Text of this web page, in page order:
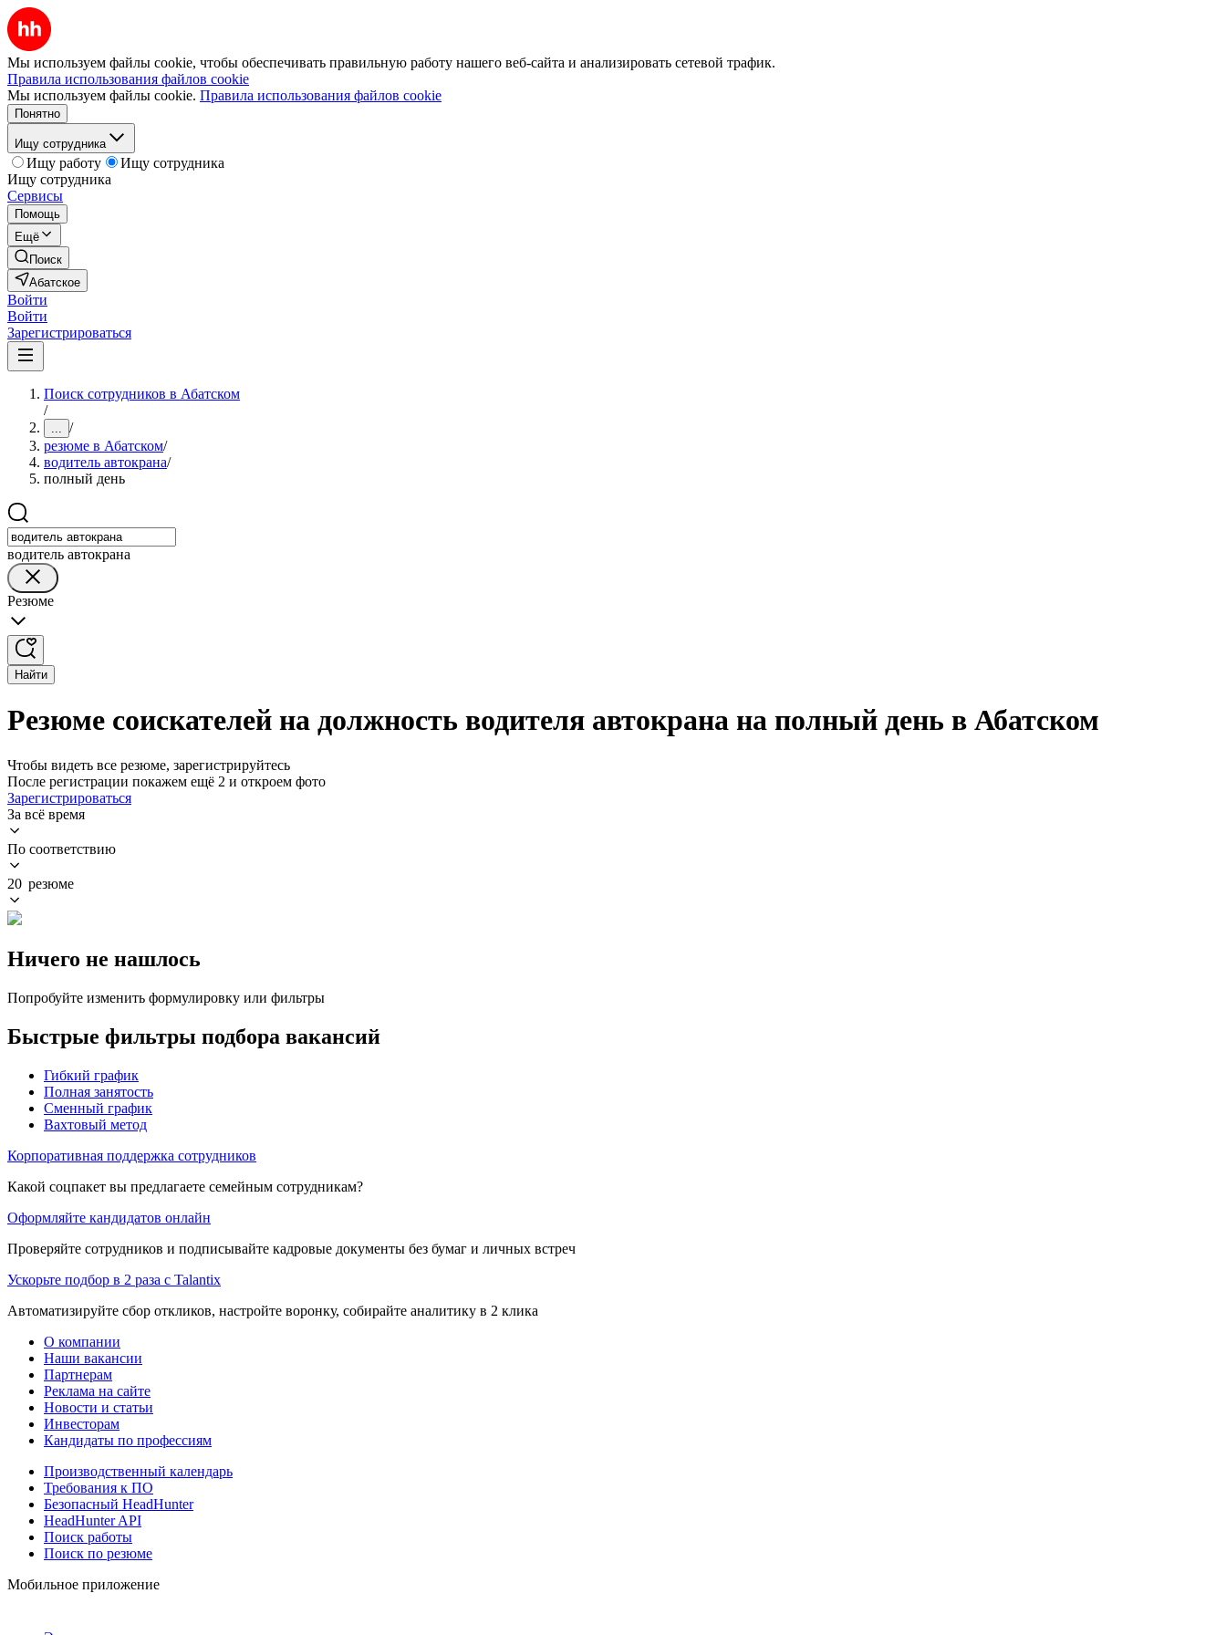
Мы используем файлы cookie, чтобы обеспечивать правильную работу нашего веб-сайта и анализировать сетевой трафик.
Правила использования файлов cookie
Мы используем файлы cookie. Правила использования файлов cookie
Понятно
Ищу сотрудника
Ищу работу
Ищу сотрудника
Ищу сотрудника
Сервисы
Помощь
Ещё
Поиск
Абатское
Войти
Войти
Зарегистрироваться
Поиск сотрудников в Абатском
/
... /
резюме в Абатском/
водитель автокрана/
полный день
водитель автокрана
Резюме
Найти
Резюме соискателей на должность водителя автокрана на полный день в Абатском
Чтобы видеть все резюме, зарегистрируйтесь
После регистрации покажем ещё 2 и откроем фото
Зарегистрироваться
За всё время
По соответствию
20 резюме
Ничего не нашлось
Попробуйте изменить формулировку или фильтры
Быстрые фильтры подбора вакансий
Гибкий график
Полная занятость
Сменный график
Вахтовый метод
Корпоративная поддержка сотрудников
Какой соцпакет вы предлагаете семейным сотрудникам?
Оформляйте кандидатов онлайн
Проверяйте сотрудников и подписывайте кадровые документы без бумаг и личных встреч
Ускорьте подбор в 2 раза с Talantix
Автоматизируйте сбор откликов, настройте воронку, собирайте аналитику в 2 клика
О компании
Наши вакансии
Партнерам
Реклама на сайте
Новости и статьи
Инвесторам
Кандидаты по профессиям
Производственный календарь
Требования к ПО
Безопасный HeadHunter
HeadHunter API
Поиск работы
Поиск по резюме
Мобильное приложение